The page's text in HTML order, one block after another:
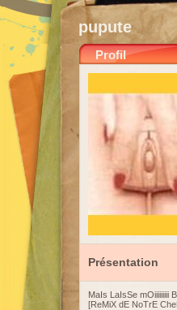
pupute
Profil
Présentation
MaIs LaIsSe mOiiiiiiiii
[ReMiX dE NoTrE